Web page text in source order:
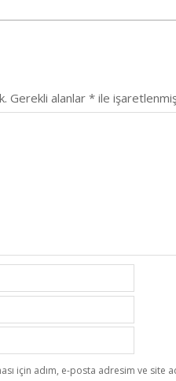
Gerekli alanlar * ile
için adım, e-posta adresim ve site